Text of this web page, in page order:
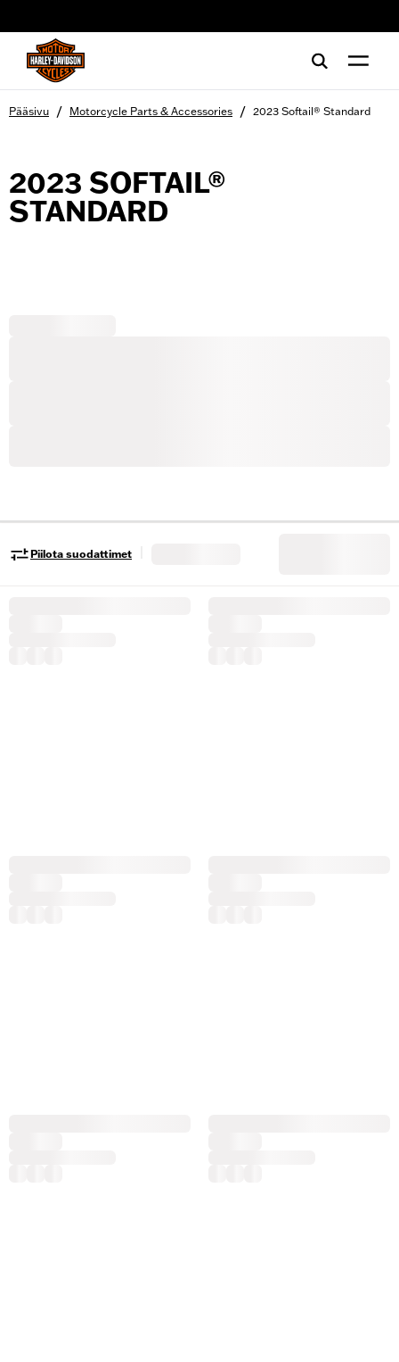
Pääsivu / Motorcycle Parts & Accessories / 2023 Softail® Standard
2023 SOFTAIL®
STANDARD
Piilota suodattimet